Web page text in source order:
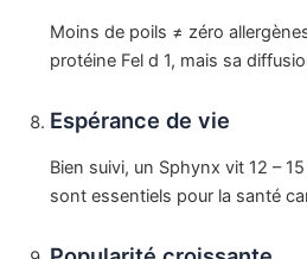
Moins de poils ≠ zéro
protéine Fel d 1, mais sa
Espérance de vie
Bien suivi, un Sphynx vit 12 –
sont essentiels pour la santé